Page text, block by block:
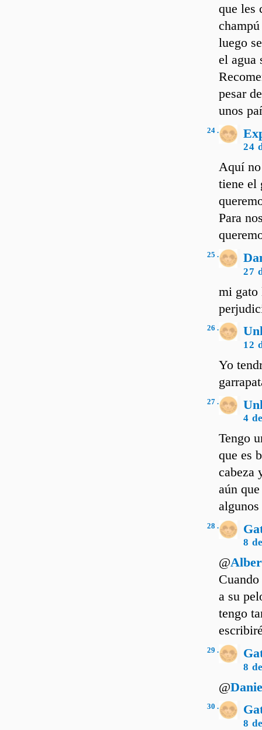
que les
luego
el agua
pesar
unos
24 .
24
Aquí no
tiene el
Para
25 .
27
mi gato
26 .
12
Yo
27 .
4
Tengo
que es
cabeza
aún
28 .
8
@
a su
tengo
29 .
8
@
30 .
8